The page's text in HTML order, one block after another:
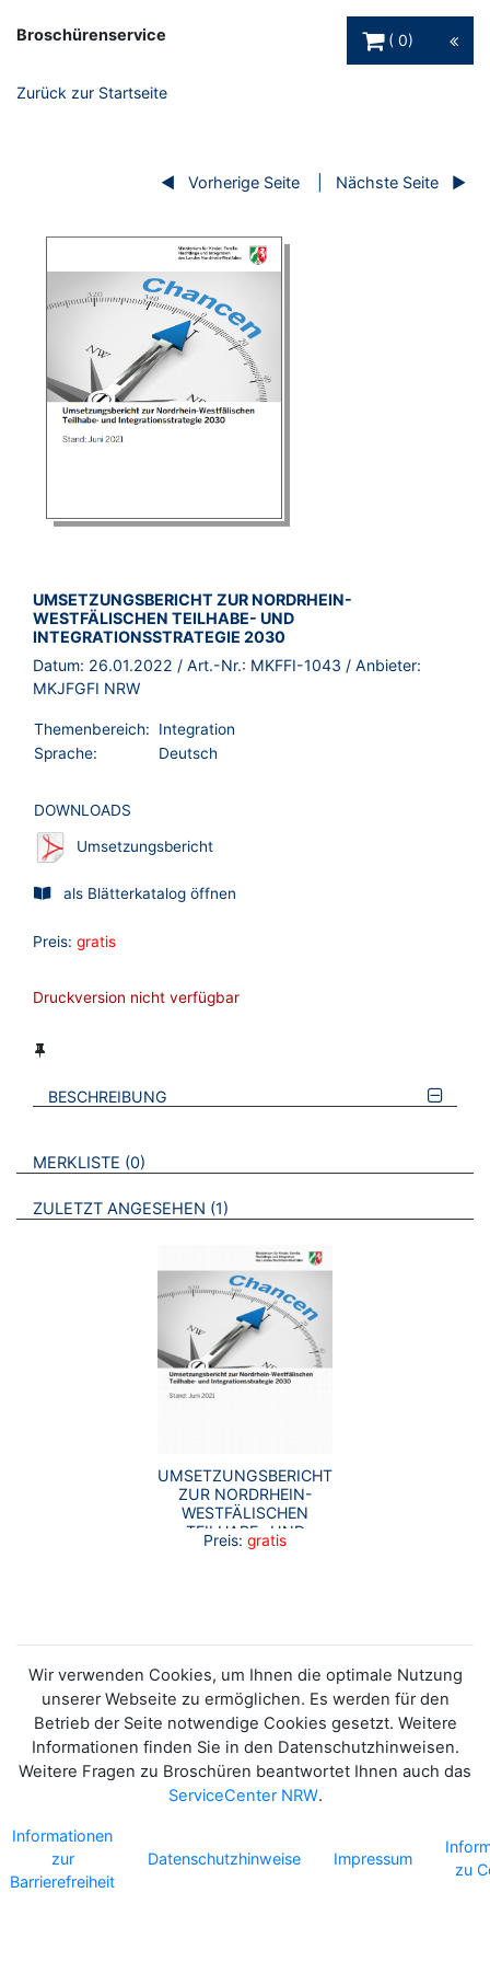
Broschürenservice
0
Zurück zur Startseite
Vorherige Seite Nächste Seite
BROSCHÜRE:
UMSETZUNGSBERICHT ZUR NORDRHEIN-
WESTFÄLISCHEN TEILHABE- UND
INTEGRATIONSSTRATEGIE 2030
Datum: 26.01.2022 / Art.-Nr.: MKFFI-1043 / Anbieter:
MKJFGFI NRW
Themenbereich:
Integration
Sprache:
Deutsch
DOWNLOADS
Umsetzungsbericht
als Blätterkatalog öffnen
Preis: gratis
Druckversion nicht verfügbar
BESCHREIBUNG
VERWEISE AUF VERMERKTE- ODER ZULETZT ANGESEHENE
MERKLISTE 0 BROSCHÜREN
ZULETZT ANGESEHEN 1 BROSCHÜREN
UMSETZUNGSBERICHT
ZUR NORDRHEIN-
WESTFÄLISCHEN
TEILHABE- UND
INTEGRATIONSSTRATEGIE
Preis: gratis
Wir verwenden Cookies, um Ihnen die optimale Nutzung
unserer Webseite zu ermöglichen. Es werden für den
Betrieb der Seite notwendige Cookies gesetzt. Weitere
Informationen finden Sie in den Datenschutzhinweisen.
Weitere Fragen zu Broschüren beantwortet Ihnen auch das
ServiceCenter NRW.
Informationen
zur
Barrierefreiheit
Datenschutzhinweise Impressum
zu